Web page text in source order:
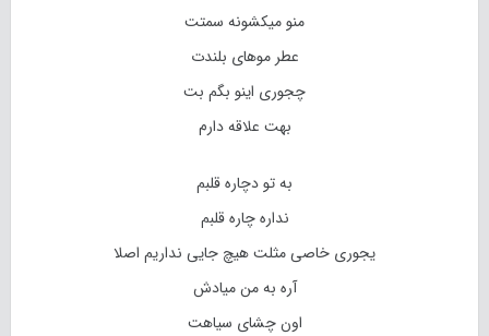
منو میکشونه سمتت
عطر موهای بلندت
چجوری اینو بگم بت
بهت علاقه دارم
به تو دچاره قلبم
نداره چاره قلبم
یجوری خاصی مثلت هیچ جایی نداریم اصلا
آره به من میادش
اون چشای سیاهت